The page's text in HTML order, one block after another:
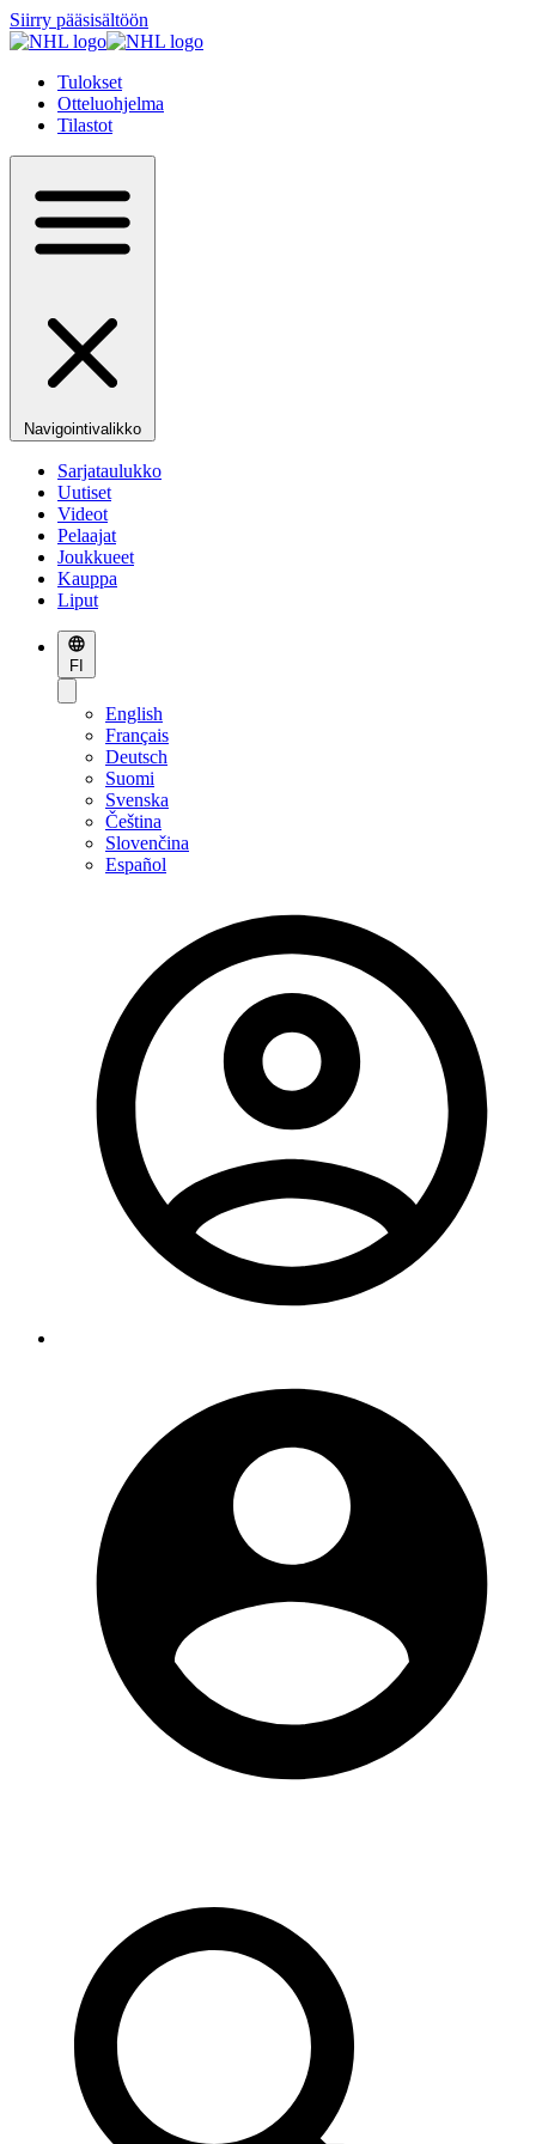
Siirry pääsisältöön
Tulokset
Otteluohjelma
Tilastot
Navigointivalikko
Sarjataulukko
Uutiset
Videot
Pelaajat
Joukkueet
Kauppa
Liput
FI
English
Français
Deutsch
Suomi
Svenska
Čeština
Slovenčina
Español